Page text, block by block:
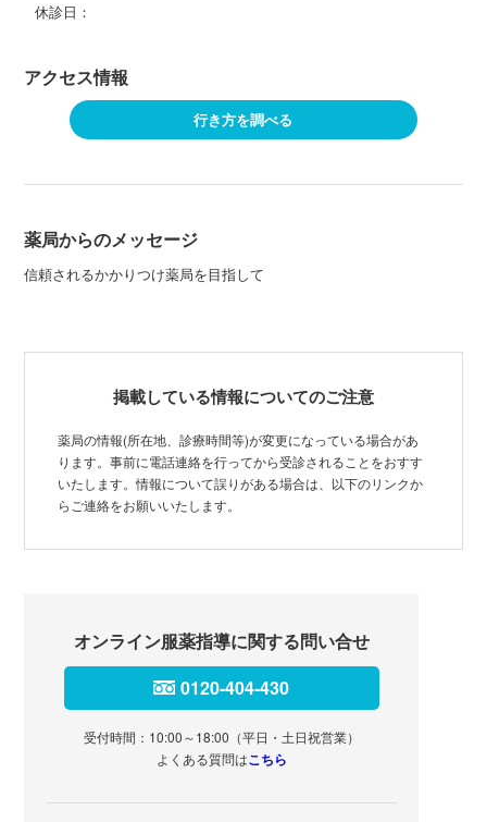
休診日：
アクセス情報
行き方を調べる
薬局からのメッセージ
信頼されるかかりつけ薬局を目指して
掲載している情報についてのご注意
薬局の情報(所在地、診療時間等)が変更になっている場合があ
ります。事前に電話連絡を行ってから受診されることをおすす
いたします。情報について誤りがある場合は、以下のリンクか
らご連絡をお願いいたします。
オンライン服薬指導に関する問い合せ
0120-404-430
受付時間：10:00～18:00（平日・土日祝営業）
よくある質問はこちら